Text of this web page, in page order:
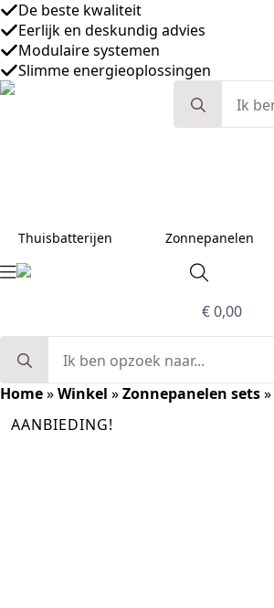
De beste kwaliteit
Eerlijk en deskundig advies
Modulaire systemen
Slimme energieoplossingen
for:
Thuisbatterijen Zonnepanelen
€0,00
for:
Home»Winkel »Zonnepanelen sets»
AANBIEDING!